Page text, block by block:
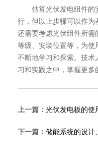
估算光伏发电组件的
行，但以上步骤可以作为
还需要考虑光伏组件所需
等级、安装位置等，为使
不断地学习和探索。技
习和实践之中，掌握更多
上一篇： 光伏发电板的使
下一篇： 储能系统的设计